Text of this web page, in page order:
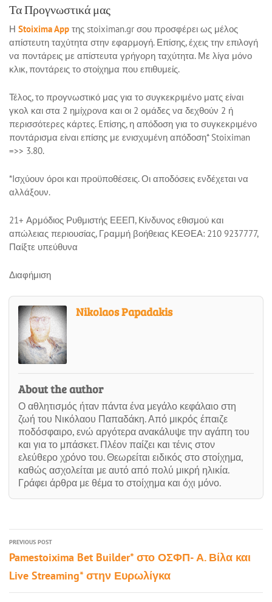
Τα Προγνωστικά μας
Η Stoixima App της stoiximan.gr σου προσφέρει ως μέλος
απίστευτη ταχύτητα στην εφαρμογή. Επίσης, έχεις την επιλογή
να ποντάρεις με απίστευτα γρήγορη ταχύτητα. Με λίγα μόνο
κλικ, ποντάρεις το στοίχημα που επιθυμείς.
Τέλος, το προγνωστικό μας για το συγκεκριμένο ματς είναι
γκολ και στα 2 ημίχρονα και οι 2 ομάδες να δεχθούν 2 ή
περισσότερες κάρτες. Eπίσης, η απόδοση για το συγκεκριμένο
ποντάρισμα είναι επίσης με ενισχυμένη απόδοση* Stoiximan
=>> 3.80.
*Iσχύουν όροι και προϋποθέσεις. Οι αποδόσεις ενδέχεται να
αλλάξουν.
21+ Αρμόδιος Ρυθμιστής ΕΕΕΠ, Κίνδυνος εθισμού και
απώλειας περιουσίας, Γραμμή βοήθειας ΚΕΘΕΑ: 210 9237777,
Παίξτε υπεύθυνα
Διαφήμιση
Nikolaos Papadakis
About the author
Ο αθλητισμός ήταν πάντα ένα μεγάλο κεφάλαιο στη
ζωή του Νικόλαου Παπαδάκη. Από μικρός έπαιζε
ποδόσφαιρο, ενώ αργότερα ανακάλυψε την αγάπη του
και για το μπάσκετ. Πλέον παίζει και τένις στον
ελεύθερο χρόνο του. Θεωρείται ειδικός στο στοίχημα,
καθώς ασχολείται με αυτό από πολύ μικρή ηλικία.
Γράφει άρθρα με θέμα το στοίχημα και όχι μόνο.
PREVIOUS POST
Pamestoixima Bet Builder* στο ΟΣΦΠ- Α. Βίλα και
Live Streaming* στην Ευρωλίγκα